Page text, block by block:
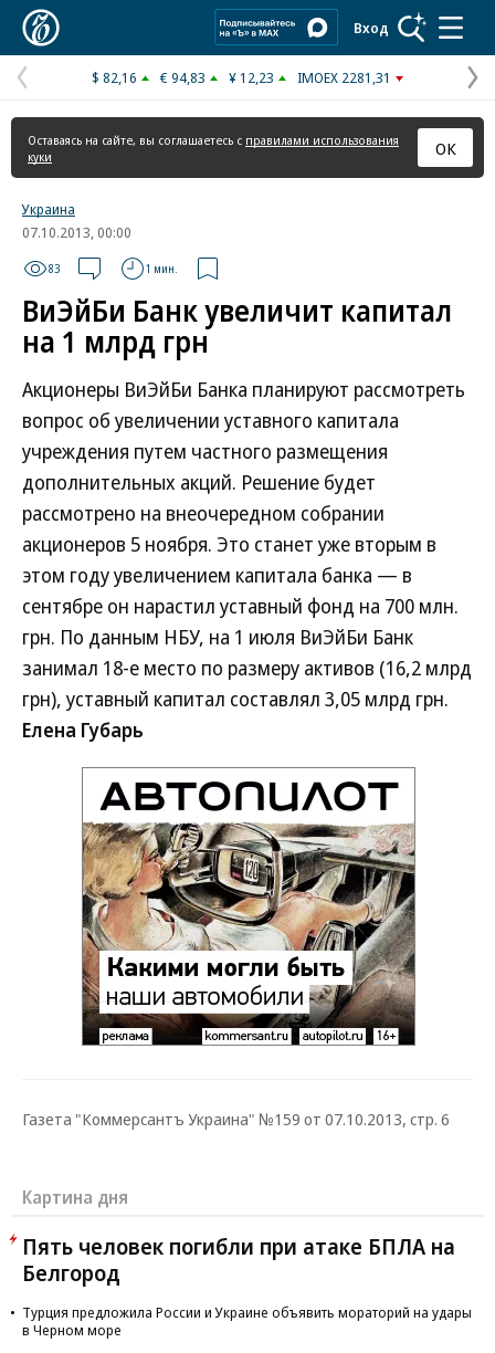
Вход
Предыдущая
страница
$ 82,16 € 94,83 ¥ 12,23 IMOEX 2281,31
Оставаясь на сайте, вы соглашаетесь с правилами использования
куки
ОК
Украина
07.10.2013, 00:00
83 1 мин.
ВиЭйБи Банк увеличит капитал
на 1 млрд грн
Акционеры ВиЭйБи Банка планируют рассмотреть
вопрос об увеличении уставного капитала
учреждения путем частного размещения
дополнительных акций. Решение будет
рассмотрено на внеочередном собрании
акционеров 5 ноября. Это станет уже вторым в
этом году увеличением капитала банка — в
сентябре он нарастил уставный фонд на 700 млн.
грн. По данным НБУ, на 1 июля ВиЭйБи Банк
занимал 18-е место по размеру активов (16,2 млрд
грн), уставный капитал составлял 3,05 млрд грн.
Елена Губарь
Газета "Коммерсантъ Украина" №159 от 07.10.2013, стр. 6
Картина дня
Пять человек погибли при атаке БПЛА на
Белгород
Турция предложила России и Украине объявить мораторий на удары
в Черном море